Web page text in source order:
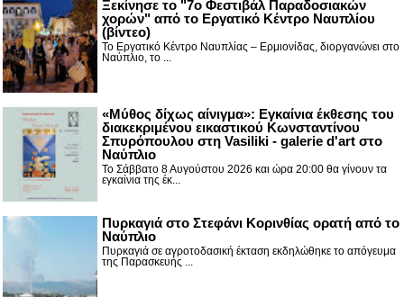
Ξεκίνησε το "7ο Φεστιβάλ Παραδοσιακών
χορών" από το Εργατικό Κέντρο Ναυπλίου
(βίντεο)
Το Εργατικό Κέντρο Ναυπλίας – Ερμιονίδας, διοργανώνει στο
Ναύπλιο, το ...
«Μύθος δίχως αίνιγμα»: Εγκαίνια έκθεσης του
διακεκριμένου εικαστικού Κωνσταντίνου
Σπυρόπουλου στη Vasiliki - galerie d'art στο
Ναύπλιο
Το Σάββατο 8 Αυγούστου 2026 και ώρα 20:00 θα γίνουν τα
εγκαίνια της έκ...
Πυρκαγιά στο Στεφάνι Κορινθίας ορατή από το
Ναύπλιο
Πυρκαγιά σε αγροτοδασική έκταση εκδηλώθηκε το απόγευμα
της Παρασκευής ...